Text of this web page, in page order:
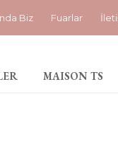
Biz Fuarlar
MAISON TS